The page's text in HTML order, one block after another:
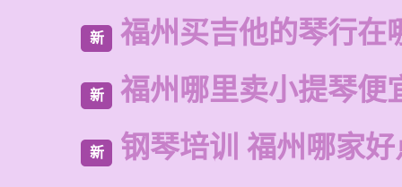
新 福州买吉他的琴行在
新 福州哪里卖小提琴便
新 钢琴培训 福州哪家好